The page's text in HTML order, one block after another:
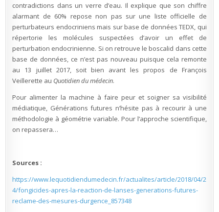
contradictions dans un verre d’eau. Il explique que son chiffre
alarmant de 60% repose non pas sur une liste officielle de
perturbateurs endocriniens mais sur base de données TEDX, qui
répertorie les molécules suspectées d’avoir un effet de
perturbation endocrinienne. Si on retrouve le boscalid dans cette
base de données, ce n’est pas nouveau puisque cela remonte
au 13 juillet 2017, soit bien avant les propos de François
Veillerette au Quotidien du médecin.
Pour alimenter la machine à faire peur et soigner sa visibilité
médiatique, Générations futures n’hésite pas à recourir à une
méthodologie à géométrie variable. Pour l’approche scientifique,
on repassera…
Sources :
https://www.lequotidiendumedecin.fr/actualites/article/2018/04/2
4/fongicides-apres-la-reaction-de-lanses-generations-futures-
reclame-des-mesures-durgence_857348